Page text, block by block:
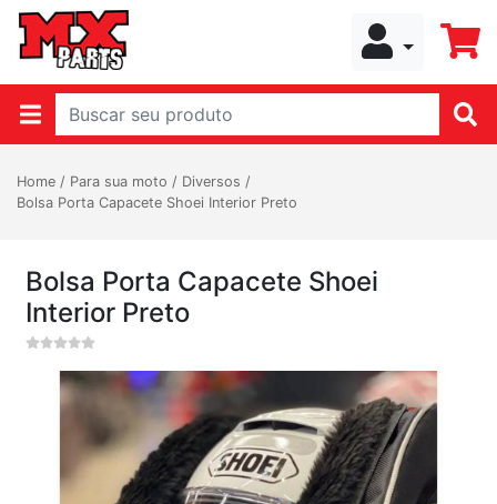
Home / Para sua moto / Diversos /
Bolsa Porta Capacete Shoei Interior Preto
Bolsa Porta Capacete Shoei
Interior Preto